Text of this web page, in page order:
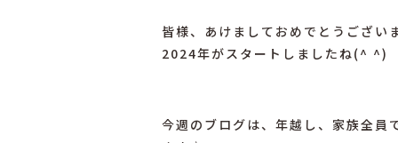
皆様、あけましておめでとうござい
2024年がスタートしましたね(^ ^)
今週のブログは、年越し、家族全員